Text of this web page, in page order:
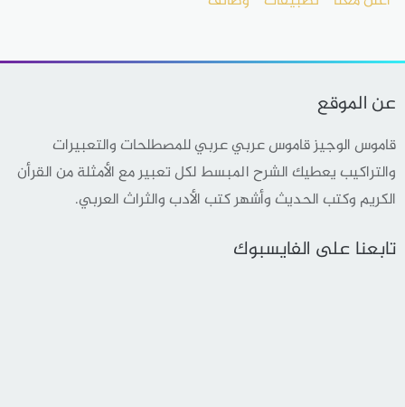
عن الموقع
قاموس الوجيز قاموس عربي عربي للمصطلحات والتعبيرات
والتراكيب يعطيك الشرح المبسط لكل تعبير مع الأمثلة من القرأن
الكريم وكتب الحديث وأشهر كتب الأدب والثراث العربي.
تابعنا على الفايسبوك